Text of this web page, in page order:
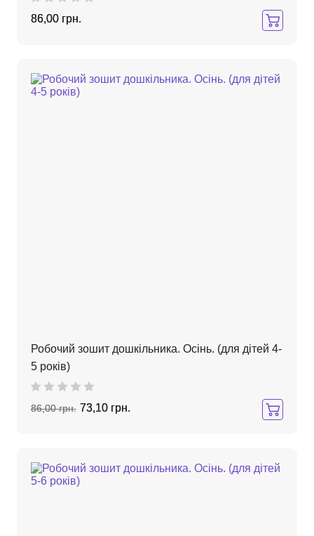
86,00 грн.
Робочий зошит дошкільника. Осінь. (для дітей 4-
5 років)
86,00 грн. 73,10 грн.